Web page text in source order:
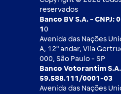
reservados
Banco BV S.A. -
1 0
Avenida das Nações
A, 12⁰ andar, Vila
000, São Paulo - SP
Banco Votorantim S.A.
59.588.111/0001-03
Avenida das Nações